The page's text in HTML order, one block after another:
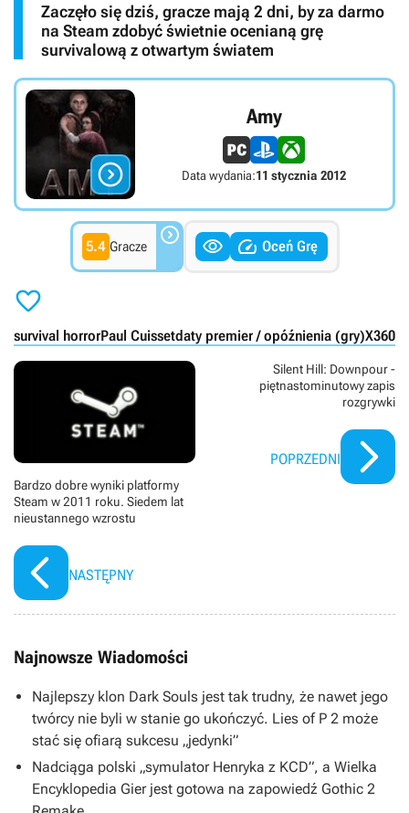
Zaczęło się dziś, gracze mają 2 dni, by za darmo
na Steam zdobyć świetnie ocenianą grę
survivalową z otwartym światem

Amy
Data wydania:11 stycznia 2012
5.4 Gracze    Oceń Grę

survival horrorPaul Cuissetdaty premier / opóźnienia (gry)X360
Bardzo dobre wyniki platformy
Steam w 2011 roku. Siedem lat
nieustannego wzrostu
NASTĘPNY
Silent Hill: Downpour -
piętnastominutowy zapis
rozgrywki
POPRZEDNI
Najnowsze Wiadomości
Najlepszy klon Dark Souls jest tak trudny, że nawet jego
twórcy nie byli w stanie go ukończyć. Lies of P 2 może
stać się ofiarą sukcesu „jedynki”
Nadciąga polski „symulator Henryka z KCD”, a Wielka
Encyklopedia Gier jest gotowa na zapowiedź Gothic 2